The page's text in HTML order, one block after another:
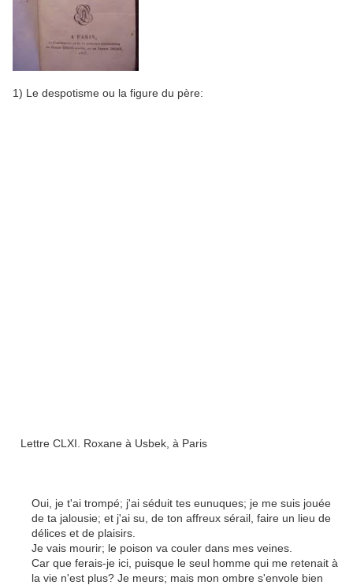
1) Le despotisme ou la figure du père:
Lettre CLXI. Roxane à Usbek, à Paris
Oui, je t'ai trompé; j'ai séduit tes eunuques; je me suis jouée
de ta jalousie; et j'ai su, de ton affreux sérail, faire un lieu de
délices et de plaisirs.
Je vais mourir; le poison va couler dans mes veines.
Car que ferais-je ici, puisque le seul homme qui me retenait à
la vie n'est plus? Je meurs; mais mon ombre s'envole bien